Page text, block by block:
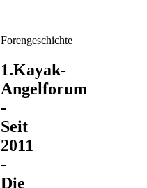
Forengeschichte
1.Kayak-
Angelforum
-
Seit
2011
-
Die